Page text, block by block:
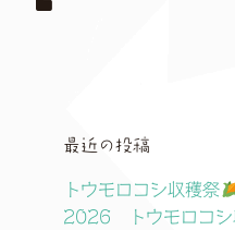
最近の投稿
トウモロコシ収穫祭
2026 トウモロコシ